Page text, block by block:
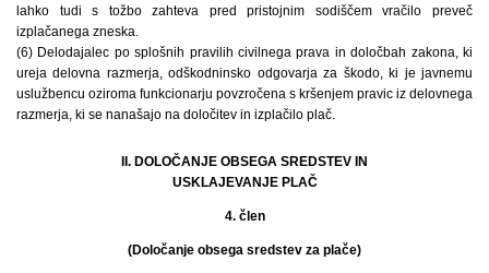
lahko tudi s tožbo zahteva pred pristojnim sodiščem vračilo preveč
izplačanega zneska.
(6) Delodajalec po splošnih pravilih civilnega prava in določbah zakona, ki
ureja delovna razmerja, odškodninsko odgovarja za škodo, ki je javnemu
uslužbencu oziroma funkcionarju povzročena s kršenjem pravic iz delovnega
razmerja, ki se nanašajo na določitev in izplačilo plač.
II. DOLOČANJE OBSEGA SREDSTEV IN
USKLAJEVANJE PLAČ
4. člen
(Določanje obsega sredstev za plače)